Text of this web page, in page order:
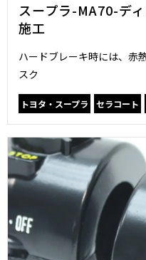
スープラ-MA70-デ
施工
ハードブレーキ時には、赤
スク
トヨタ・スープラ セラコート